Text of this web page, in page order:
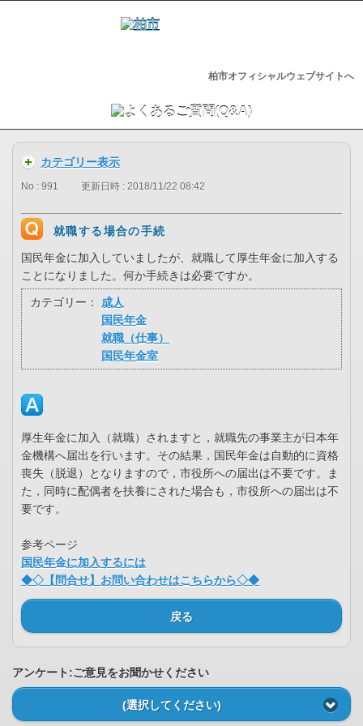
柏市オフィシャルウェブサイトへ
カテゴリー表示
No : 991 更新日時 : 2018/11/22 08:42
就職する場合の手続
国民年金に加入していましたが、就職して厚生年金に加入する
ことになりました。何か手続きは必要ですか。
カテゴリー：
成人
国民年金
就職（仕事）
国民年金室
厚生年金に加入（就職）されますと，就職先の事業主が日本年
金機構へ届出を行います。その結果，国民年金は自動的に資格
喪失（脱退）となりますので，市役所への届出は不要です。ま
た，同時に配偶者を扶養にされた場合も，市役所への届出は不
要です。
参考ページ
国民年金に加入するには
◆◇【問合せ】お問い合わせはこちらから◇◆
戻る
アンケート:ご意見をお聞かせください
(選択してください)